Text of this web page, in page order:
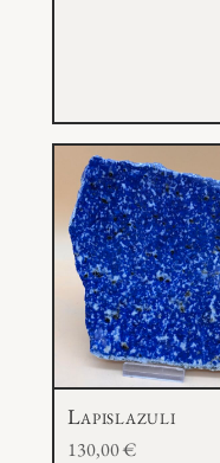
Lapislazuli
130,00€